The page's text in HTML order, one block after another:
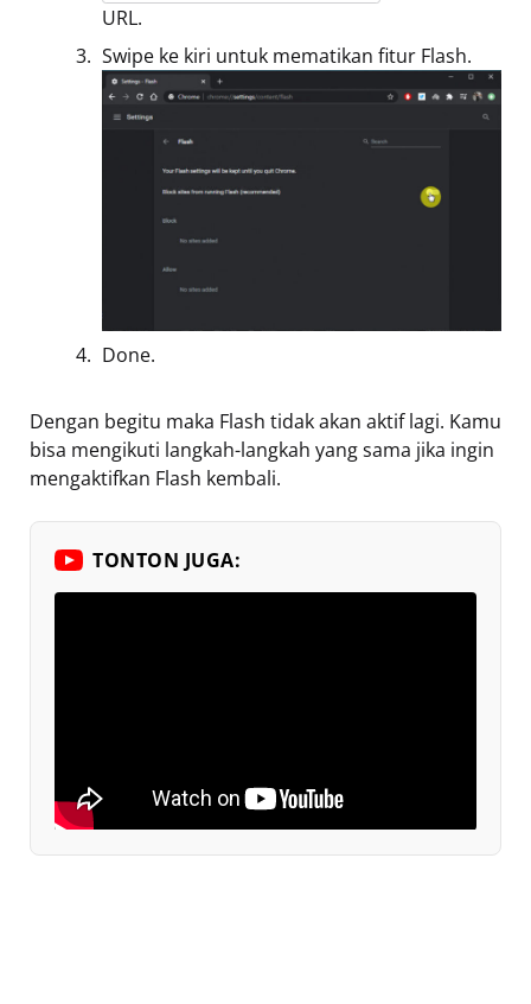
URL.
Swipe ke kiri untuk mematikan fitur Flash.
Done.
Dengan begitu maka Flash tidak akan aktif lagi. Kamu
bisa mengikuti langkah-langkah yang sama jika ingin
mengaktifkan Flash kembali.
TONTON JUGA: